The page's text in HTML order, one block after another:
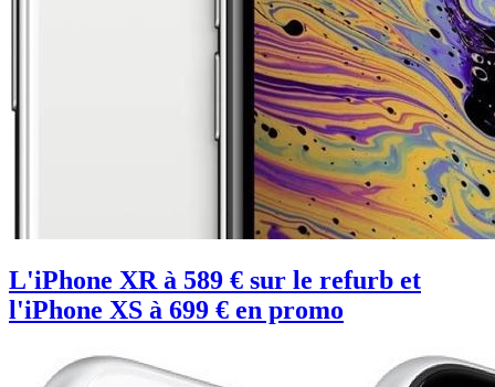
L'iPhone XR à 589 € sur le refurb et
l'iPhone XS à 699 € en promo